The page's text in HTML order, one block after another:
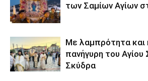
των Σαμίων Αγίων
Με λαμπρότητα και
πανήγυρη του
Σκύδρα